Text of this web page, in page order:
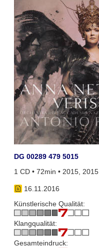
DG 00289 479 5015
1 CD • 72min • 2015, 2015
16.11.2016
Künstlerische Qualität:
Klangqualität:
Gesamteindruck: